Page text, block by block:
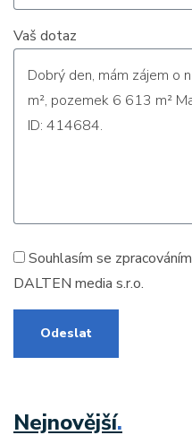
Vaš dotaz
Souhlasím se zpracováním
DALTEN media s.r.o.
Odeslat
Nejnovější.